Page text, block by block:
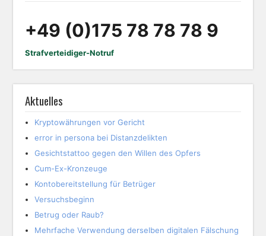
+49 (0)175 78 78 78 9
Strafverteidiger-Notruf
Aktuelles
Kryptowährungen vor Gericht
error in persona bei Distanzdelikten
Gesichtstattoo gegen den Willen des Opfers
Cum-Ex-Kronzeuge
Kontobereitstellung für Betrüger
Versuchsbeginn
Betrug oder Raub?
Mehrfache Verwendung derselben digitalen Fälschung